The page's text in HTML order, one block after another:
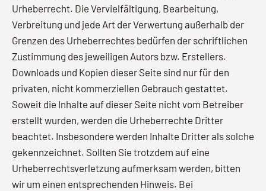
Urheberrecht. Die Vervielfältigung, Bearbeitung,
Verbreitung und jede Art der Verwertung außerhalb der
Grenzen des Urheberrechtes bedürfen der schriftlichen
Zustimmung des jeweiligen Autors bzw. Erstellers.
Downloads und Kopien dieser Seite sind nur für den
privaten, nicht kommerziellen Gebrauch gestattet.
Soweit die Inhalte auf dieser Seite nicht vom Betreiber
erstellt wurden, werden die Urheberrechte Dritter
beachtet. Insbesondere werden Inhalte Dritter als solche
gekennzeichnet. Sollten Sie trotzdem auf eine
Urheberrechtsverletzung aufmerksam werden, bitten
wir um einen entsprechenden Hinweis. Bei